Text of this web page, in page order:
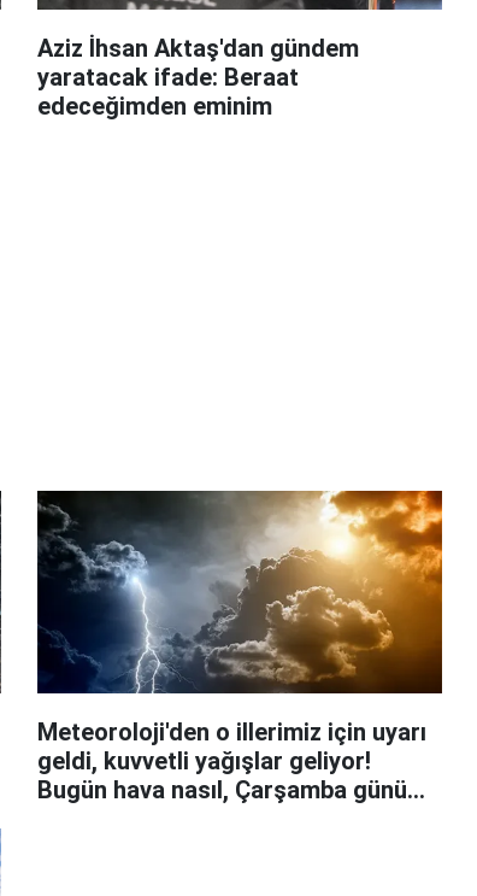
Aziz İhsan Aktaş'dan gündem
yaratacak ifade: Beraat
edeceğimden eminim
Meteoroloji'den o illerimiz için uyarı
geldi, kuvvetli yağışlar geliyor!
Bugün hava nasıl, Çarşamba günü